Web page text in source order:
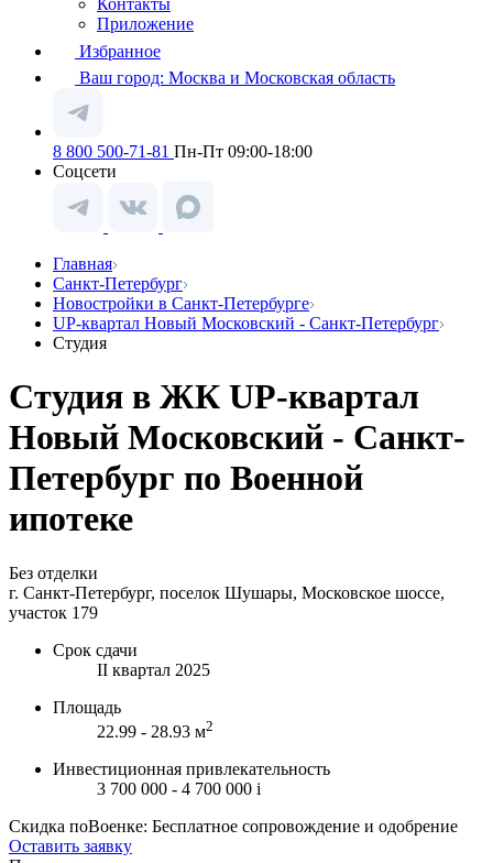
Контакты
Приложение
Избранное
Ваш город: Москва и Московская область
8 800 500-71-81 Пн-Пт 09:00-18:00
Соцсети
Главная
Санкт-Петербург
Новостройки в Санкт-Петербурге
UP-квартал Новый Московский - Санкт-Петербург
Студия
Студия в ЖК UP-квартал
Новый Московский - Санкт-
Петербург по Военной
ипотеке
Без отделки
г. Санкт-Петербург, поселок Шушары, Московское шоссе,
участок 179
Срок сдачи
II квартал 2025
Площадь
22.99 - 28.93 м2
Инвестиционная привлекательность
3 700 000 - 4 700 000 i
Скидка поВоенке: Бесплатное сопровождение и одобрение
Оставить заявку